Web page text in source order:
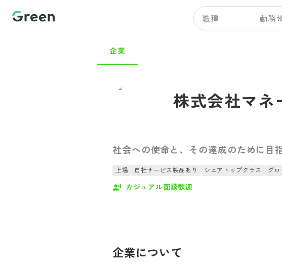
職種 勤務
企業
株式会社マネ
社会への使命と、その達成のために目
上場 自社サービス製品あり シェアトップクラス グ
カジュアル面談歓迎
企業について